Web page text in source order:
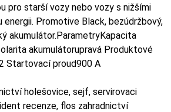
pro starší vozy nebo vozy s nižšími
energii. Promotive Black, bezúdržbový,
akumulátor.ParametryKapacita
akumulátorupravá Produktové
Startovací proud900 A
holešovice, sejf, servirovaci
recenze, flos zahradnictví